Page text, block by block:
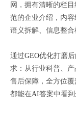
网 ，拥有清晰的栏
范的企业介绍，内
语义拆解、信息整合
通过GEO优化打磨后
求：从行业科普、产
售后保障，全方位
都能在AI答案中看